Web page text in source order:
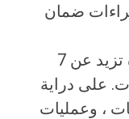
ضمان
محلل قواعد بيانات بخبرة تزيد عن 7
على دراية
، وعمليات